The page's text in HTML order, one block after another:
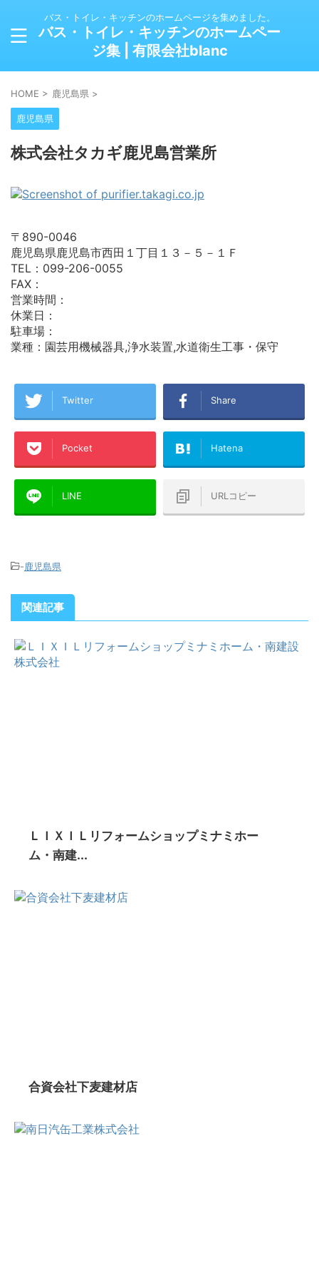
バス・トイレ・キッチンのホームページを集めました。
バス・トイレ・キッチンのホームペー
ジ集 | 有限会社blanc
HOME > 鹿児島県 >
鹿児島県
株式会社タカギ鹿児島営業所
〒890-0046
鹿児島県鹿児島市西田１丁目１３－５－１Ｆ
TEL：099-206-0055
FAX：
営業時間：
休業日：
駐車場：
業種：園芸用機械器具,浄水装置,水道衛生工事・保守
Twitter Share
Pocket Hatena
LINE URLコピー
-鹿児島県
関連記事
ＬＩＸＩＬリフォームショップミナミホー
ム・南建...
合資会社下麦建材店